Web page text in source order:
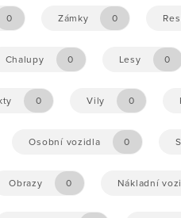
0 Zámky 0
Chalupy 0 Lesy 0
0 Vily 0
Osobní vozidla 0
Obrazy 0 Nákladní